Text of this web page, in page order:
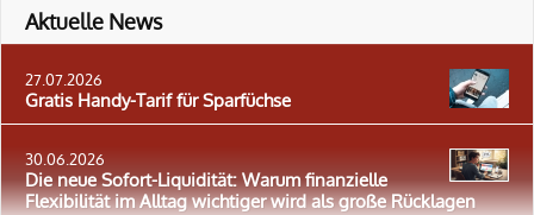
Aktuelle News
27.07.2026
Gratis Handy-Tarif für Sparfüchse
30.06.2026
Die neue Sofort-Liquidität: Warum finanzielle
Flexibilität im Alltag wichtiger wird als große Rücklagen